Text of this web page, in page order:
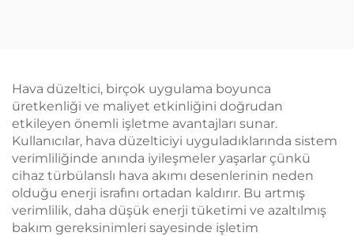
Düzleştirici
Hava düzeltici, birçok uygulama boyunca
üretkenliği ve maliyet etkinliğini doğrudan
etkileyen önemli işletme avantajları sunar.
Kullanıcılar, hava düzelticiyi uyguladıklarında sistem
verimliliğinde anında iyileşmeler yaşarlar çünkü
cihaz türbülanslı hava akımı desenlerinin neden
olduğu enerji israfını ortadan kaldırır. Bu artmış
verimlilik, daha düşük enerji tüketimi ve azaltılmış
bakım gereksinimleri sayesinde işletim